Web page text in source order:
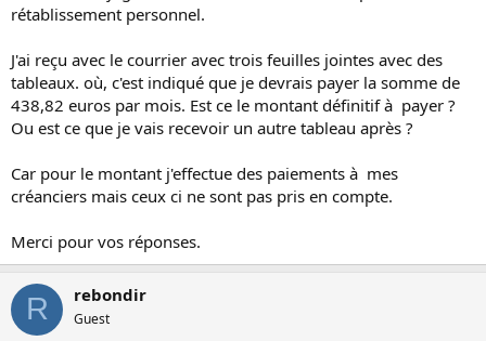
rétablissement personnel.
J'ai reçu avec le courrier avec trois feuilles jointes avec des
tableaux. où, c'est indiqué que je devrais payer la somme de
438,82 euros par mois. Est ce le montant définitif à payer ?
Ou est ce que je vais recevoir un autre tableau après ?
Car pour le montant j'effectue des paiements à mes
créanciers mais ceux ci ne sont pas pris en compte.
Merci pour vos réponses.
R rebondir
Guest